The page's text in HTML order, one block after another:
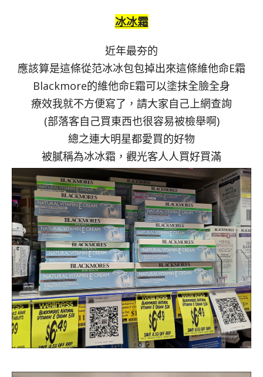
冰冰霜
近年最夯的
應該算是這條從范冰冰包包掉出來這條維他命E霜
Blackmore的維他命E霜可以塗抹全臉全身
療效我就不方便寫了，請大家自己上網查詢
(部落客自己買東西也很容易被檢舉啊)
總之連大明星都愛買的好物
被膩稱為冰冰霜，觀光客人人買好買滿